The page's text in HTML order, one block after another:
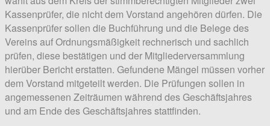
Kassenprüfer, die nicht dem Vorstand angehören dürfen. Die
Kassenprüfer sollen die Buchführung und die Belege des
Vereins auf Ordnungsmäßigkeit rechnerisch und sachlich
prüfen, diese bestätigen und der Mitgliederversammlung
hierüber Bericht erstatten. Gefundene Mängel müssen vorher
dem Vorstand mitgeteilt werden. Die Prüfungen sollen in
angemessenen Zeiträumen während des Geschäftsjahres
und am Ende des Geschäftsjahres stattfinden.